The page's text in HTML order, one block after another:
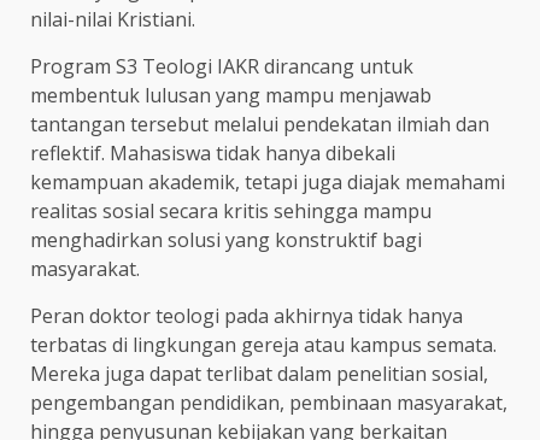
nilai-nilai Kristiani.
Program S3 Teologi IAKR dirancang untuk
membentuk lulusan yang mampu menjawab
tantangan tersebut melalui pendekatan ilmiah dan
reflektif. Mahasiswa tidak hanya dibekali
kemampuan akademik, tetapi juga diajak memahami
realitas sosial secara kritis sehingga mampu
menghadirkan solusi yang konstruktif bagi
masyarakat.
Peran doktor teologi pada akhirnya tidak hanya
terbatas di lingkungan gereja atau kampus semata.
Mereka juga dapat terlibat dalam penelitian sosial,
pengembangan pendidikan, pembinaan masyarakat,
hingga penyusunan kebijakan yang berkaitan